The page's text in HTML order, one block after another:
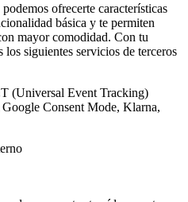
ofrecerte características
básica y te permiten
mayor comodidad. Con tu
siguientes servicios de terceros
(Universal Event Tracking)
Consent Mode, Klarna,